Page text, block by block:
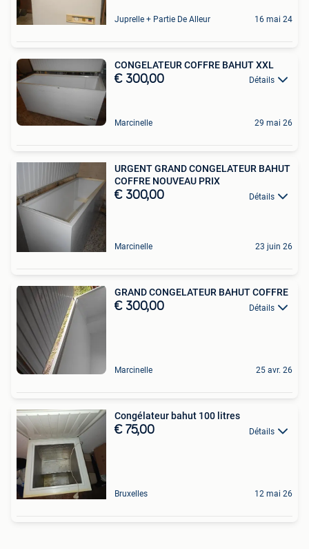
Juprelle + Partie De Alleur 16 mai 24
CONGELATEUR COFFRE BAHUT XXL
€ 300,00 Détails
Marcinelle 29 mai 26
URGENT GRAND CONGELATEUR BAHUT
COFFRE NOUVEAU PRIX
€ 300,00 Détails
Marcinelle 23 juin 26
GRAND CONGELATEUR BAHUT COFFRE
€ 300,00 Détails
Marcinelle 25 avr. 26
Congélateur bahut 100 litres
€ 75,00 Détails
Bruxelles 12 mai 26